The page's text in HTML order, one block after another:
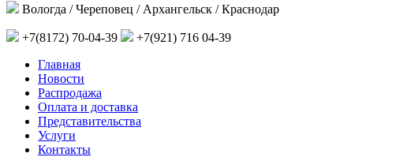
Вологда / Череповец / Архангельск / Краснодар
+7(8172) 70-04-39
+7(921) 716 04-39
Главная
Новости
Распродажа
Оплата и доставка
Представительства
Услуги
Контакты